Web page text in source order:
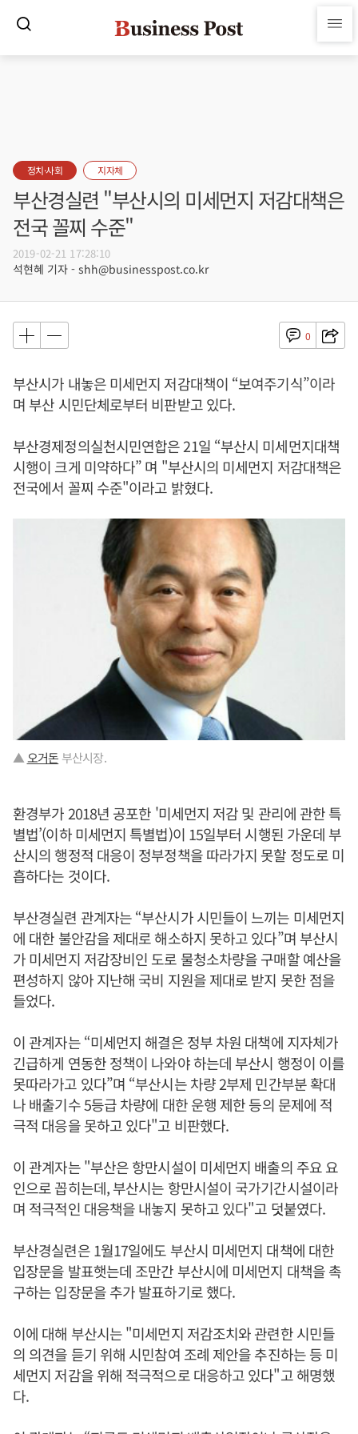
정치·사회 지자체
부산경실련 "부산시의 미세먼지 저감대책은
전국 꼴찌 수준"
2019-02-21 17:28:10
석현혜 기자 - shh@businesspost.co.kr
0
부산시가 내놓은 미세먼지 저감대책이 “보여주기식”이라
며 부산 시민단체로부터 비판받고 있다.
부산경제정의실천시민연합은 21일 “부산시 미세먼지대책
시행이 크게 미약하다” 며 "부산시의 미세먼지 저감대책은
전국에서 꼴찌 수준"이라고 밝혔다.
▲오거돈 부산시장.
환경부가 2018년 공포한 '미세먼지 저감 및 관리에 관한 특
별법’(이하 미세먼지 특별법)이 15일부터 시행된 가운데 부
산시의 행정적 대응이 정부정책을 따라가지 못할 정도로 미
흡하다는 것이다.
부산경실련 관계자는 “부산시가 시민들이 느끼는 미세먼지
에 대한 불안감을 제대로 해소하지 못하고 있다”며 부산시
가 미세먼지 저감장비인 도로 물청소차량을 구매할 예산을
편성하지 않아 지난해 국비 지원을 제대로 받지 못한 점을
들었다.
이 관계자는 “미세먼지 해결은 정부 차원 대책에 지자체가
긴급하게 연동한 정책이 나와야 하는데 부산시 행정이 이를
못따라가고 있다”며 “부산시는 차량 2부제 민간부분 확대
나 배출기수 5등급 차량에 대한 운행 제한 등의 문제에 적
극적 대응을 못하고 있다"고 비판했다.
이 관계자는 "부산은 항만시설이 미세먼지 배출의 주요 요
인으로 꼽히는데, 부산시는 항만시설이 국가기간시설이라
며 적극적인 대응책을 내놓지 못하고 있다"고 덧붙였다.
부산경실련은 1월17일에도 부산시 미세먼지 대책에 대한
입장문을 발표햇는데 조만간 부산시에 미세먼지 대책을 촉
구하는 입장문을 추가 발표하기로 했다.
이에 대해 부산시는 "미세먼지 저감조치와 관련한 시민들
의 의견을 듣기 위해 시민참여 조례 제안을 추진하는 등 미
세먼지 저감을 위해 적극적으로 대응하고 있다"고 해명했
다.